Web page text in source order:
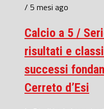
/ 5 mesi ago
Calcio a 5 /
risultati e
successi
Cerreto d’Esi